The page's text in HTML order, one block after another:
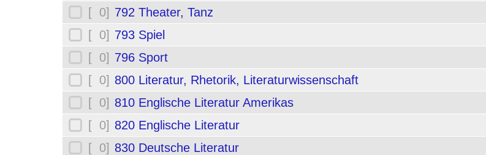
[ 0] 792 Theater, Tanz
[ 0] 793 Spiel
[ 0] 796 Sport
[ 0] 800 Literatur, Rhetorik, Literaturwissenschaft
[ 0] 810 Englische Literatur Amerikas
[ 0] 820 Englische Literatur
[ 0] 830 Deutsche Literatur